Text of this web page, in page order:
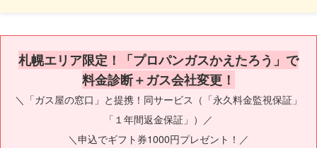
札幌エリア限定！「プロパンガスかえたろう」で
料金診断＋ガス会社変更！
＼「ガス屋の窓口」と提携！同サービス（「永久料金監視保証」
「１年間返金保証」）／
＼申込でギフト券1000円プレゼント！／